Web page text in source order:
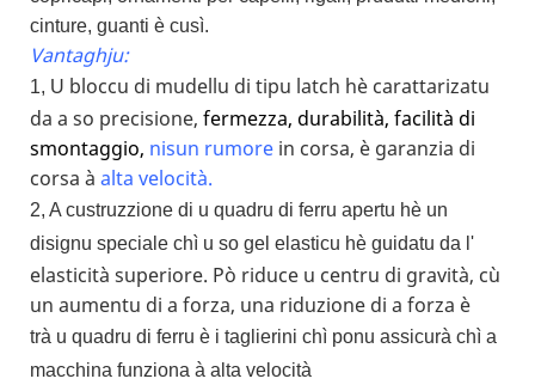
cinture, guanti è cusì.
Vantaghju:
1, U bloccu di mudellu di tipu latch hè carattarizatu
da a so precisione, fermezza, durabilità, facilità di
smontaggio, nisun rumore in corsa, è garanzia di
corsa à alta velocità.
2, A custruzzione di u quadru di ferru apertu hè un
disignu speciale chì u so gel elasticu hè guidatu da l'
elasticità superiore. Pò riduce u centru di gravità, cù
un aumentu di a forza, una riduzione di a forza è
trà u quadru di ferru è i taglierini chì ponu assicurà chì a
macchina funziona à alta velocità